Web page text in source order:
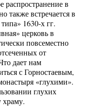
распространение в
также встречается в
1630-х гг.
церковь в
повсеместно
от
дает нам
с Горностаевым,
«глухими».
глухих
храму.